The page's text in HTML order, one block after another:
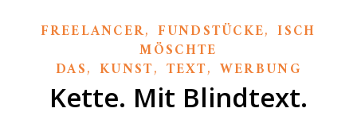
FREELANCER,FUNDSTÜCKE,ISCH
MÖSCHTE
DAS,KUNST, TEXT, WERBUNG
Kette. Mit Blindtext.